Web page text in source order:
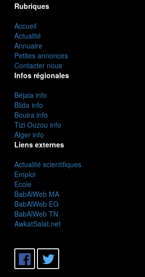
Rubriques
Accueil
Actualité
Annuaire
Petites annonces
Contacter nous
Infos régionales
Béjaia info
Blida info
Bouira info
Tizi Ouzou info
Alger info
Liens externes
Actualité scientifiques
Emploi
Ecole
BabAlWeb MA
BabAlWeb EG
BabAlWeb TN
AwkatSalat.net